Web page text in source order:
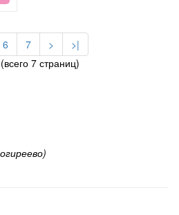
6 7 >
>|
7 страниц)